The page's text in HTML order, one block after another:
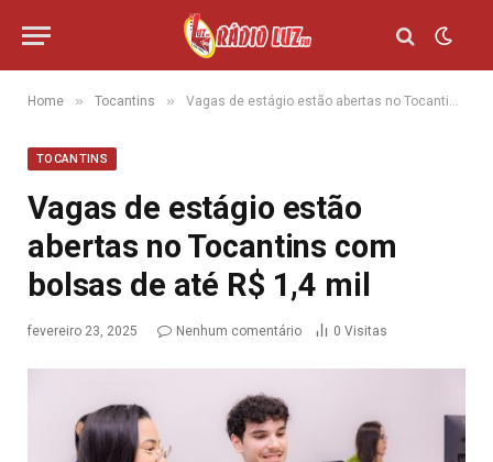
Home » Tocantins » Vagas de estágio estão abertas no Tocantins com bolsas de até R$ 1,4 mil
TOCANTINS
Vagas de estágio estão
abertas no Tocantins com
bolsas de até R$ 1,4 mil
fevereiro 23, 2025 Nenhum comentário 0 Visitas